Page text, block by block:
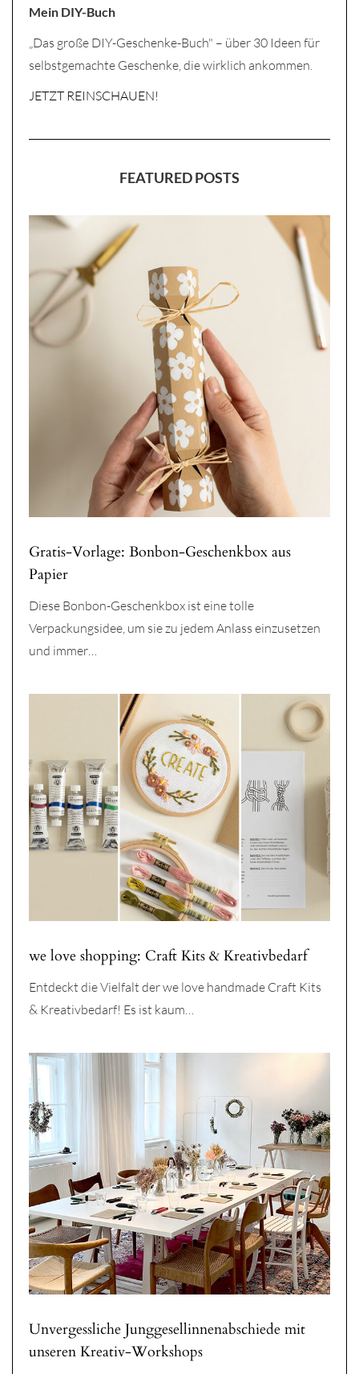
Mein DIY-Buch
„Das große DIY-Geschenke-Buch" – über 30 Ideen für
selbstgemachte Geschenke, die wirklich ankommen.
JETZT REINSCHAUEN!
FEATURED POSTS
Gratis-Vorlage: Bonbon-Geschenkbox aus
Papier
Diese Bonbon-Geschenkbox ist eine tolle
Verpackungsidee, um sie zu jedem Anlass einzusetzen
und immer…
we love shopping: Craft Kits & Kreativbedarf
Entdeckt die Vielfalt der we love handmade Craft Kits
& Kreativbedarf! Es ist kaum…
Unvergessliche Junggesellinnenabschiede mit
unseren Kreativ-Workshops